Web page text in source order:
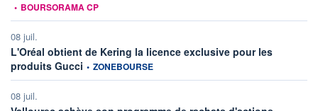
• BOURSORAMA CP
08 juil.
L'Oréal obtient de Kering la licence exclusive pour les
produits Gucci information fournie par
• ZONEBOURSE
08 juil.